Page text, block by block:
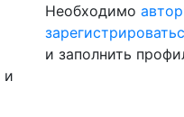
и
Необходимо
и заполнить